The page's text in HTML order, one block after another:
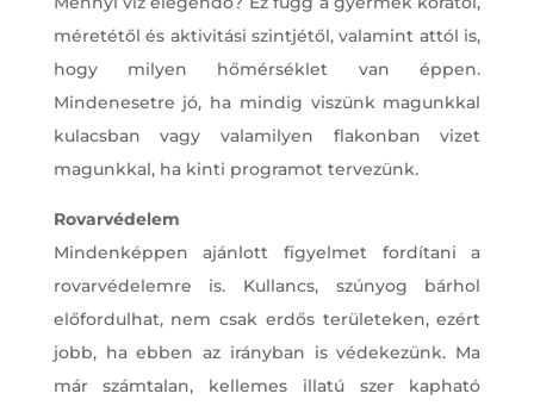
méretétől és aktivitási szintjétől, valamint attól is,
hogy milyen hőmérséklet van éppen.
Mindenesetre jó, ha mindig viszünk magunkkal
kulacsban vagy valamilyen flakonban vizet
magunkkal, ha kinti programot tervezünk.
Rovarvédelem
Mindenképpen ajánlott figyelmet fordítani a
rovarvédelemre is. Kullancs, szúnyog bárhol
előfordulhat, nem csak erdős területeken, ezért
jobb, ha ebben az irányban is védekezünk. Ma
már számtalan, kellemes illatú szer kapható